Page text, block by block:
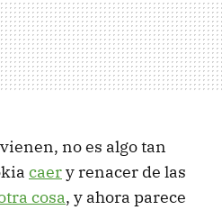
no es algo tan
caery renacer de las
cosa, y ahora parece